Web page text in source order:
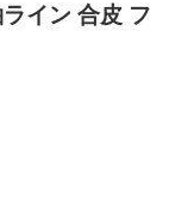
イン 合皮 フ